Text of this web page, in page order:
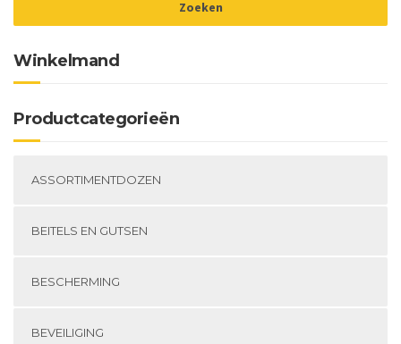
Winkelmand
Productcategorieën
ASSORTIMENTDOZEN
BEITELS EN GUTSEN
BESCHERMING
BEVEILIGING